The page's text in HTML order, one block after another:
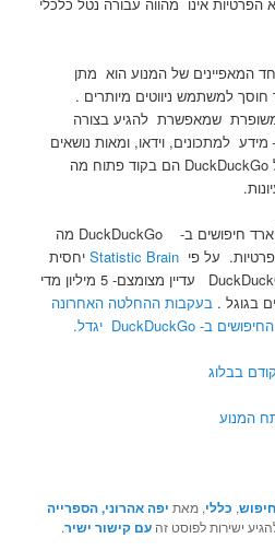
המאפיינים של המנוע הוא מתן
למשתמש ניווטים מיותרים .
שמאפשרת להגיע בצורה
למתכונים, וידאו, ומאות נושאים
אחרים. התשובות המהירות של DuckDuckGo הם בקוד פתוח מה
בשנת 2013 היו למעלה ממיליארד חיפושים ב- DuckDuckGo מה
על פיStatistic Brain יחסית
לגוגל מספר החיפושים ב- DuckDuckGo עדיין מצומצם- 5 מיליון מדי
בעקבות ההחלטה האחרונה
בבלוג
המנוע
, כללי, מאת יפה אהרוני, הספרייה
ישירות לפוסט זהעם קישור ישיר.